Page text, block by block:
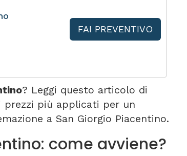
FAI PREVENTIVO
? Leggi questo articolo di
prezzi più applicati per un
a San Giorgio Piacentino.
come avviene?